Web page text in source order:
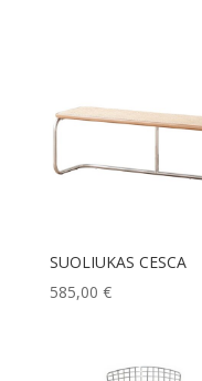
SUOLIUKAS CESCA
585,00 €